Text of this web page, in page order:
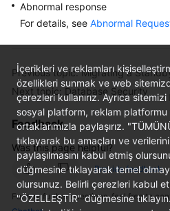
Abnormal response
For details, see Abnormal
Previous topic: Migrating a
Next topic: Database Security
Feedback
Was this page helpful?
Provide feedback
For any further questions, feel free to
İçerikleri ve reklamları
özellikleri sunmak ve web
çerezleri kullanırız. Ayrıca sitemizi
sosyal platform, reklam
ortaklarımızla paylaşırız.
tıklayarak bu amaçları ve
paylaşılmasını kabul etmiş
düğmesine tıklayarak temel
olursunuz. Belirli çerezleri kabul
"ÖZELLEŞTİR" düğmesine